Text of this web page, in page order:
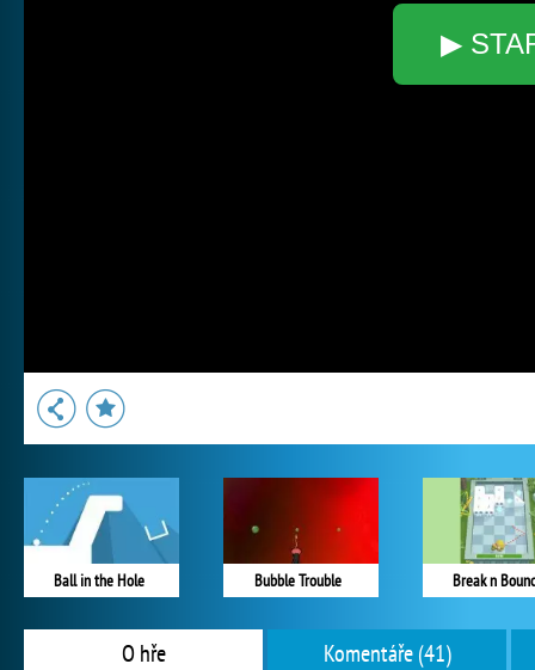
▶
Ball in the Hole Bubble Trouble Break n
O hře Komentáře (41)